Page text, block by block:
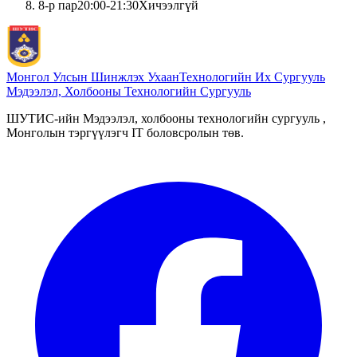
8-р пар20:00-21:30Хичээлгүй
Монгол Улсын Шинжлэх УхаанТехнологийн Их Сургууль
Мэдээлэл, Холбооны Технологийн Сургууль
ШУТИС-ийн Мэдээлэл, холбооны технологийн сургууль ,
Монголын тэргүүлэгч IT боловсролын төв.